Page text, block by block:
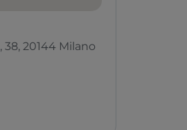
38, 20144 Milano